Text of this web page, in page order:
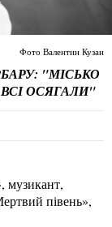
"МІСЬКО
ОСЯГАЛИ"
Фото Валентин Кузан
музикант,
півень»,